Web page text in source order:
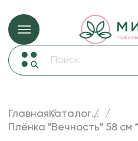
Упаковка для цветов и подарков
Коробки для цветов
ГлавнаяКаталог...
Плёнка "Вечность" 58 см